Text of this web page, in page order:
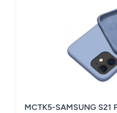
MCTK5-SAMSUNG S21